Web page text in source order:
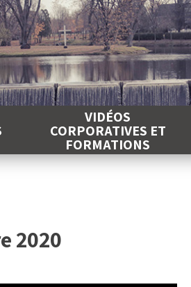
VIDÉOS
CORPORATIVES ET
FORMATIONS
2020